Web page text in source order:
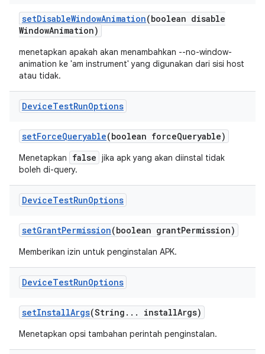
setDisableWindowAnimation(boolean disable
WindowAnimation)
menetapkan apakah akan menambahkan --no-window-
animation ke 'am instrument' yang digunakan dari sisi host
atau tidak.
DeviceTestRunOptions
setForceQueryable(boolean forceQueryable)
Menetapkan false jika apk yang akan diinstal tidak
boleh di-query.
DeviceTestRunOptions
setGrantPermission(boolean grantPermission)
Memberikan izin untuk penginstalan APK.
DeviceTestRunOptions
setInstallArgs(String . . . installArgs)
Menetapkan opsi tambahan perintah penginstalan.